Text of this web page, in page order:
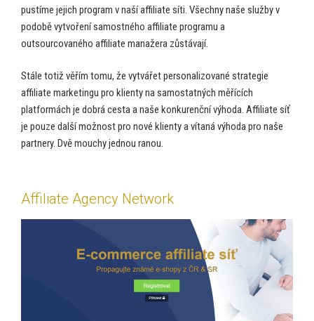
pustíme jejich program v naší affiliate síti. Všechny naše služby v
podobě vytvoření samostného affiliate programu a
outsourcovaného affiliate manažera zůstávají.
Stále totiž věřím tomu, že vytvářet personalizované strategie
affiliate marketingu pro klienty na samostatných měřících
platformách je dobrá cesta a naše konkurenční výhoda. Affiliate síť
je pouze další možnost pro nové klienty a vítaná výhoda pro naše
partnery. Dvě mouchy jednou ranou.
Affiliate Agency Network